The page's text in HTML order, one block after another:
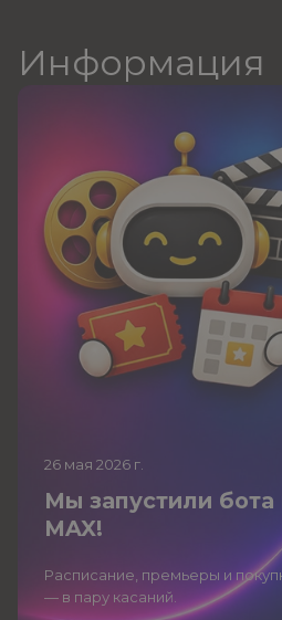
Информация
26 мая 2026 г.
Мы запустили бота
MAX!
Расписание, премьеры и
— в пару касаний.